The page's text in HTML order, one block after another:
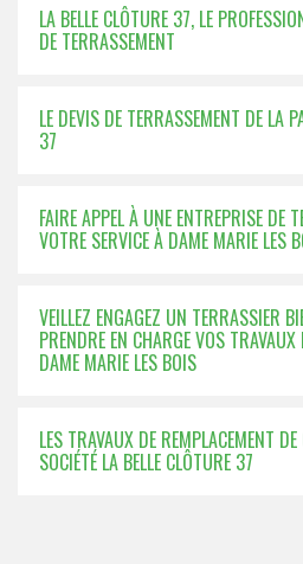
LA BELLE CLÔTURE 37, LE
DE TERRASSEMENT
LE DEVIS DE TERRASSEMENT DE LA
37
FAIRE APPEL À UNE ENTREPRISE DE
VOTRE SERVICE À DAME MARIE LES
VEILLEZ ENGAGEZ UN TERRASSIER
PRENDRE EN CHARGE VOS
DAME MARIE LES BOIS
LES TRAVAUX DE REMPLACEMENT
SOCIÉTÉ LA BELLE CLÔTURE 37